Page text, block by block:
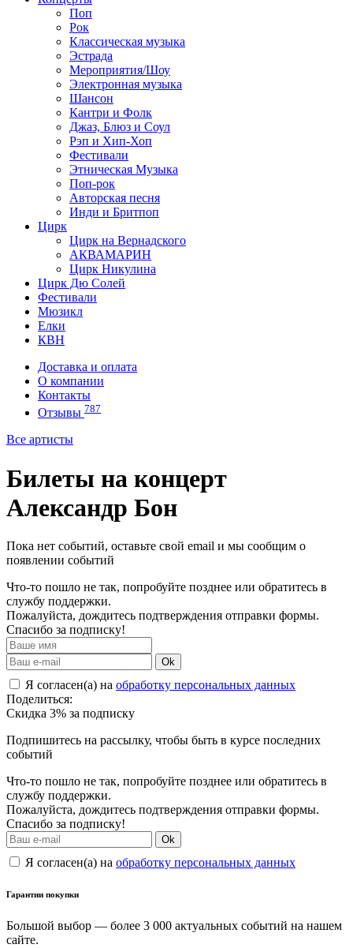
Поп
Рок
Классическая музыка
Эстрада
Мероприятия/Шоу
Электронная музыка
Шансон
Кантри и Фолк
Джаз, Блюз и Соул
Рэп и Хип-Хоп
Фестивали
Этническая Музыка
Поп-рок
Авторская песня
Инди и Бритпоп
Цирк
Цирк на Вернадского
АКВАМАРИН
Цирк Никулина
Цирк Дю Солей
Фестивали
Мюзикл
Елки
КВН
Доставка и оплата
О компании
Контакты
Отзывы 787
Все артисты
Билеты на концерт
Александр Бон
Пока нет событий, оставьте свой email и мы сообщим о
появлении событий
Что-то пошло не так, попробуйте позднее или обратитесь в
службу поддержки.
Пожалуйста, дождитесь подтверждения отправки формы.
Спасибо за подписку!
Ok
Я согласен(а) на обработку персональных данных
Поделиться:
Скидка 3% за подписку
Подпишитесь на рассылку, чтобы быть в курсе последних
событий
Что-то пошло не так, попробуйте позднее или обратитесь в
службу поддержки.
Пожалуйста, дождитесь подтверждения отправки формы.
Спасибо за подписку!
Ok
Я согласен(а) на обработку персональных данных
Гарантии покупки
Большой выбор — более 3 000 актуальных событий на нашем
сайте.